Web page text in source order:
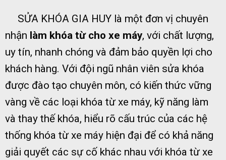
SỬA KHÓA GIA HUY là một đơn vị chuyên
nhận làm khóa từ cho xe máy, với chất lượng,
uy tín, nhanh chóng và đảm bảo quyền lợi cho
khách hàng. Với đội ngũ nhân viên sửa khóa
được đào tạo chuyên môn, có kiến thức vững
vàng về các loại khóa từ xe máy, kỹ năng làm
và thay thế khóa, hiểu rõ cấu trúc của các hệ
thống khóa từ xe máy hiện đại để có khả năng
giải quyết các sự cố khác nhau với khóa từ xe